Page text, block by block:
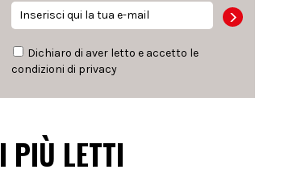
Dichiaro di aver letto e accetto le
condizioni di privacy
I PIÙ LETTI